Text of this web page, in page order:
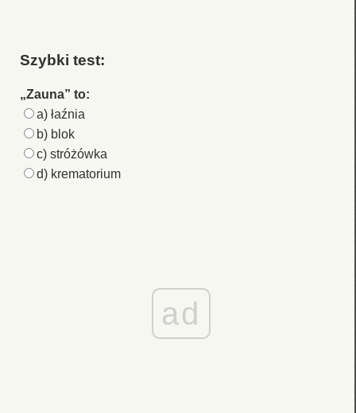
Szybki test:
„Zauna” to:
a) łaźnia
b) blok
c) stróżówka
d) krematorium
ad